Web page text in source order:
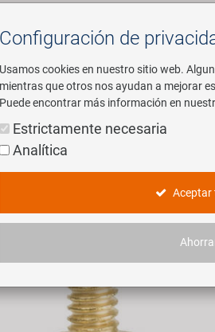
adaptador válvula
Configuración de
Usamos cookies en nuestro sitio web.
mientras que otros nos ayudan a mejorar
Puede encontrar más información en
Estrictamente necesaria
Analítica
Aceptar